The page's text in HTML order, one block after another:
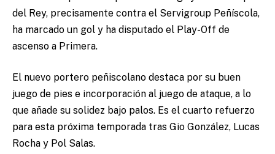
del Rey, precisamente contra el Servigroup Peñíscola,
ha marcado un gol y ha disputado el Play-Off de
ascenso a Primera.
El nuevo portero peñiscolano destaca por su buen
juego de pies e incorporación al juego de ataque, a lo
que añade su solidez bajo palos. Es el cuarto refuerzo
para esta próxima temporada tras Gio González, Lucas
Rocha y Pol Salas.